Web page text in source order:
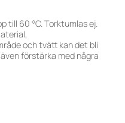
till 60 °C. Torktumlas ej.
och tvätt kan det bli
förstärka med några